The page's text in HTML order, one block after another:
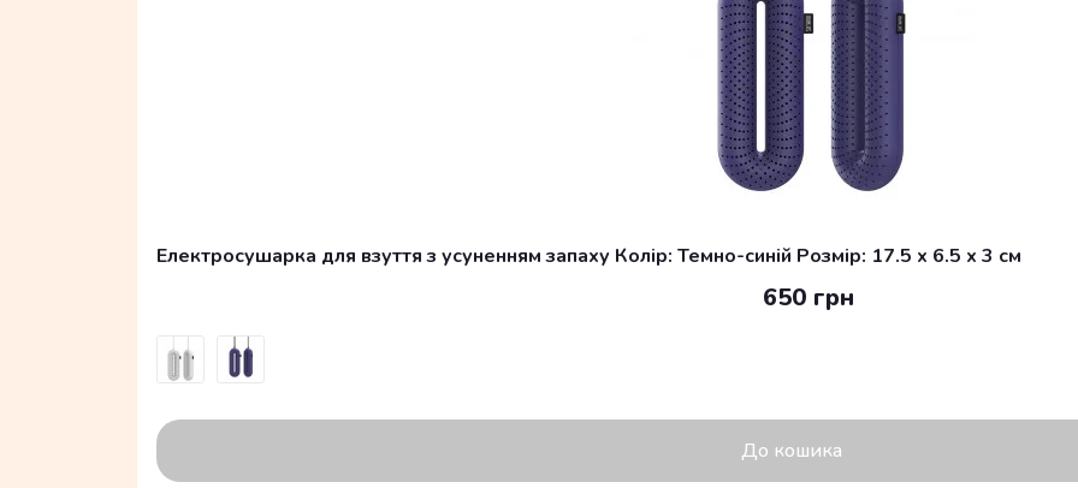
Електросушарка для взуття з усуненням запаху Колір: Темно-синій Розмір: 17.5 x 6.5 x 3 см
650 грн
До кошика